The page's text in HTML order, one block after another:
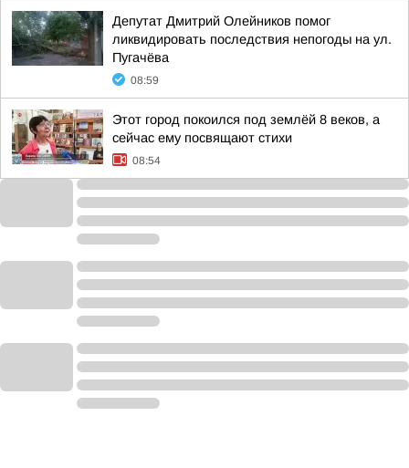
Депутат Дмитрий Олейников помог
ликвидировать последствия непогоды на ул.
Пугачёва
08:59
Этот город покоился под землёй 8 веков, а
сейчас ему посвящают стихи
08:54